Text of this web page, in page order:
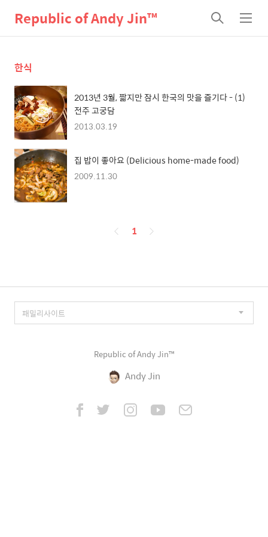
Republic of Andy Jin™
검
색
메
뉴
한식
2013년 3월, 짧지만 잠시 한국의 맛을 즐기다 - (1)
전주 고궁담
2013.03.19
집 밥이 좋아요 (Delicious home-made food)
2009.11.30
페
1
Republic of Andy Jin™
Andy Jin